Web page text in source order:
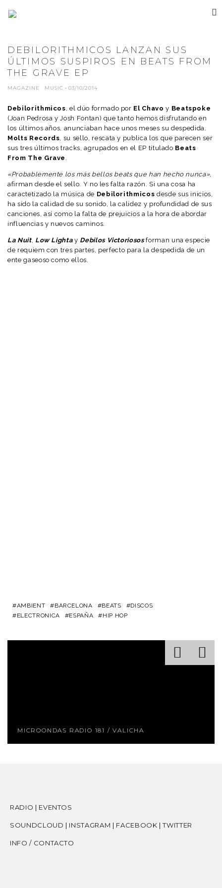
DEBILORITHMICOS LANZAN SUS
ÚLTIMOS SUSPIROS EN BEATS FROM
THE GRAVE EP
MAGAZINE MUSIC · 03/10/2014
Debilorithmicos, el dúo formado por El Chavo y Beatspoke
(Joan Pedrosa y Josh Fontan) que tanto hemos disfrutando en
los últimos años, anunciaban hace unos meses su despedida.
Molts Records, su sello, rescata y publica los que parecen ser
sus tres últimos tracks, agrupados en el EP titulado Beats
From The Grave .
«Probablemente los más bellos beats que han hecho nunca»,
afirman desde el sello. Y no les falta razón. Si una cosa ha
caractetizado la música de Debilorithmicos desde sus inicios,
ha sido la calidad de su sonido, la calidez y profundidad de sus
canciones, así como la falta de prejuicios a la hora de abordar
influencias y nuevos caminos.
La Nuit, Low Lightay Debilos Victoriososforman una especie
de requiem con tres partes, perfecto para la despedida de un
ente gaseoso como ellos.
AMBIENT BARCELONA BEATS
DISCOS
ELECTRONICA
ESPAÑA HIP HOP
MICROONDAS RADIO 181 / VALICHA
RADIO | EVENTOS
SOUNDCLOUD | INSTAGRAM | FACEBOOK |TWITTER
INFO / CONTACTO